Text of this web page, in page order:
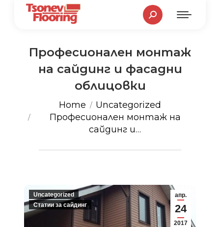
Search:
Професионален монтаж
на сайдинг и фасадни
облицовки
You are here:
Home
Uncategorized
Професионален монтаж на
сайдинг и…
апр.
24
2017
Uncategorized
Статии за сайдинг